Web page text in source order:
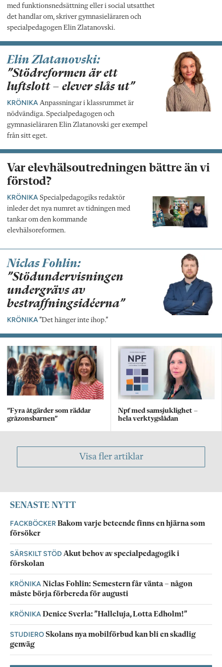
med funktionsnedsättning eller i social utsatthet
det handlar om, skriver gymnasieläraren och
specialpedagogen Elin Zlatanovski.
Elin Zlatanovski:
”Stödreformen är ett
luftslott – elever slås ut”
KRÖNIKA Anpassningar i klassrummet är
nödvändiga. Specialpedagogen och
gymnasieläraren Elin Zlatanovski ger exempel
från sitt eget.
Var elevhälsoutredningen bättre än vi
förstod?
KRÖNIKA Specialpedagogiks redaktör
inleder det nya numret av tidningen med
tankar om den kommande
elevhälsoreformen.
Niclas Fohlin:
”Stödundervisningen
undergrävs av
bestraffningsidéerna”
KRÖNIKA”Det hänger inte ihop.”
”Fyra åtgärder som räddar
gråzonsbarnen”
Npf med samsjuklighet –
hela verktygslådan
Visa fler artiklar
SENASTE NYTT
FACKBÖCKER Bakom varje beteende finns en hjärna som
försöker
SÄRSKILT STÖDAkut behov av specialpedagogik i
förskolan
KRÖNIKA Niclas Fohlin: Semestern får vänta – någon
måste börja förbereda för augusti
KRÖNIKA Denice Sverla: ”Halleluja, Lotta Edholm!”
STUDIEROSkolans nya mobilförbud kan bli en skadlig
genväg